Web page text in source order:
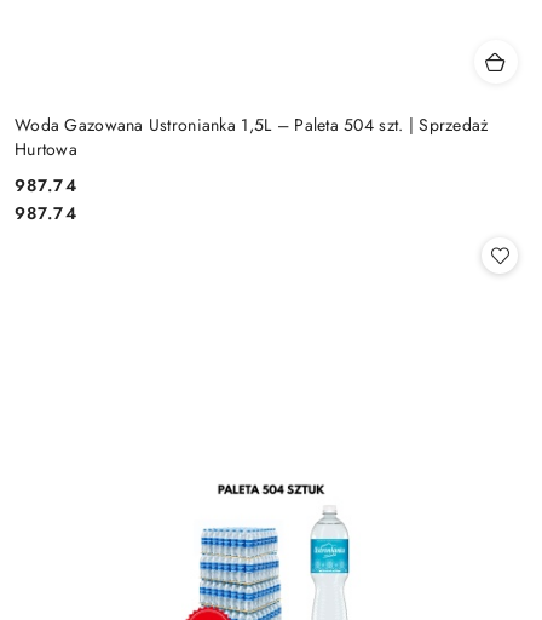
Woda Gazowana Ustronianka 1,5L – Paleta 504 szt. | Sprzedaż
Hurtowa
Cena:
987.74
Cena:
987.74